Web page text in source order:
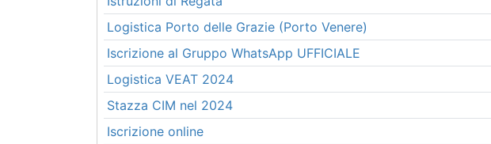
Logistica Porto delle Grazie (Porto Venere)
Iscrizione al Gruppo WhatsApp UFFICIALE
Logistica VEAT 2024
Stazza CIM nel 2024
Iscrizione online